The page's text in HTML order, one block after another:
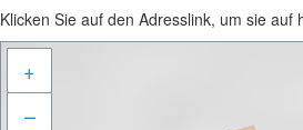
Klicken Sie auf den Adresslink, um sie
+
–